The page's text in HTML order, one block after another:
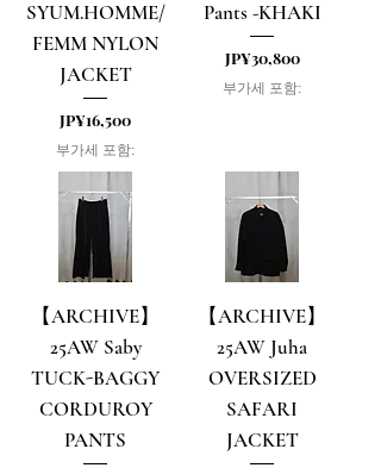
SYUM.HOMME/
FEMM NYLON
JACKET
가격
JP¥16,500
부가세 포함:
Pants -KHAKI
가격
JP¥30,800
부가세 포함:
【ARCHIVE】
25AW Saby
TUCK-BAGGY
CORDUROY
PANTS
【ARCHIVE】
25AW Juha
OVERSIZED
SAFARI
JACKET